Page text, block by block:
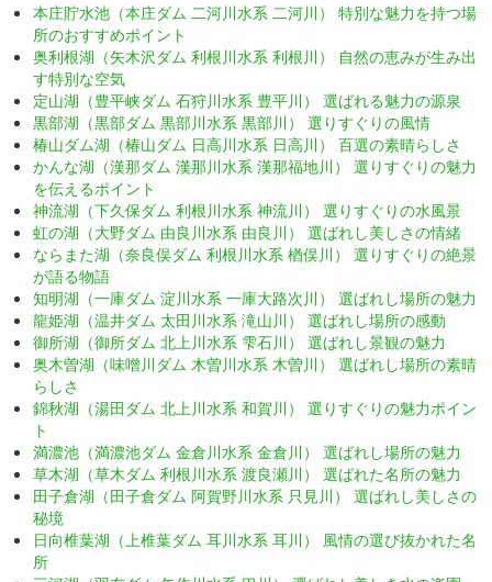
本庄貯水池（本庄ダム 二河川水系 二河川） 特別な魅力を持つ場
所のおすすめポイント
奥利根湖（矢木沢ダム 利根川水系 利根川） 自然の恵みが生み出
す特別な空気
定山湖（豊平峡ダム 石狩川水系 豊平川） 選ばれる魅力の源泉
黒部湖（黒部ダム 黒部川水系 黒部川） 選りすぐりの風情
椿山ダム湖（椿山ダム 日高川水系 日高川） 百選の素晴らしさ
かんな湖（漢那ダム 漢那川水系 漢那福地川） 選りすぐりの魅力
を伝えるポイント
神流湖（下久保ダム 利根川水系 神流川） 選りすぐりの水風景
虹の湖（大野ダム 由良川水系 由良川） 選ばれし美しさの情緒
ならまた湖（奈良俣ダム 利根川水系 楢俣川） 選りすぐりの絶景
が語る物語
知明湖（一庫ダム 淀川水系 一庫大路次川） 選ばれし場所の魅力
龍姫湖（温井ダム 太田川水系 滝山川） 選ばれし場所の感動
御所湖（御所ダム 北上川水系 雫石川） 選ばれし景観の魅力
奥木曽湖（味噌川ダム 木曽川水系 木曽川） 選ばれし場所の素晴
らしさ
錦秋湖（湯田ダム 北上川水系 和賀川） 選りすぐりの魅力ポイン
ト
満濃池（満濃池ダム 金倉川水系 金倉川） 選ばれし場所の魅力
草木湖（草木ダム 利根川水系 渡良瀬川） 選ばれた名所の魅力
田子倉湖（田子倉ダム 阿賀野川水系 只見川） 選ばれし美しさの
秘境
日向椎葉湖（上椎葉ダム 耳川水系 耳川） 風情の選び抜かれた名
所